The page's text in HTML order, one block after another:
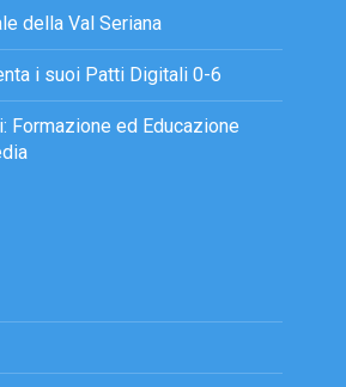
della Val Seriana
i suoi Patti Digitali 0-6
Formazione ed Educazione